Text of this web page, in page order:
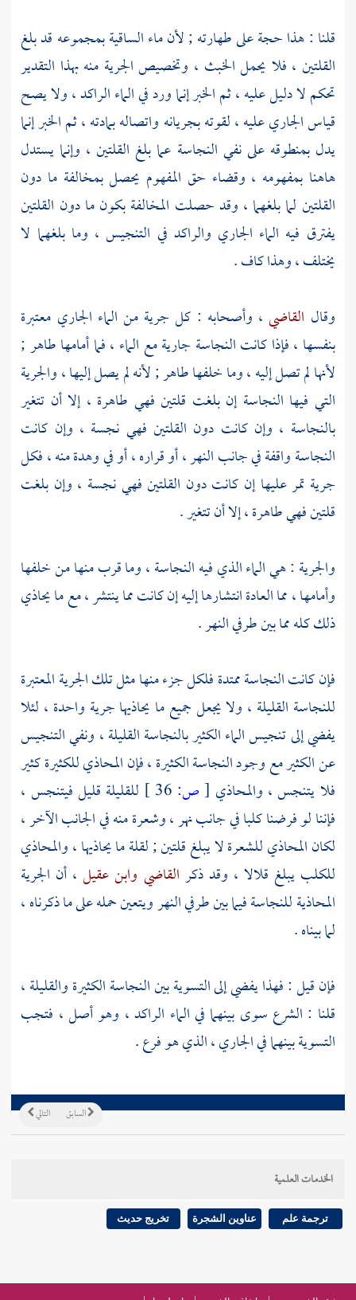
قلنا : هذا حجة على طهارته ; لأن ماء الساقية بمجموعه قد بلغ
القلتين ، فلا يحمل الخبث ، وتخصيص الجرية منه بهذا التقدير
تحكم لا دليل عليه ، ثم الخبر إنما ورد في الماء الراكد ، ولا يصح
قياس الجاري عليه ، لقوته بجريانه واتصاله بمادته ، ثم الخبر إنما
يدل بمنطوقه على نفي النجاسة عما بلغ القلتين ، وإنما يستدل
هاهنا بمفهومه ، وقضاء حق المفهوم يحصل بمخالفة ما دون
القلتين لما بلغهما ، وقد حصلت المخالفة بكون ما دون القلتين
يفترق فيه الماء الجاري والراكد في التنجيس ، وما بلغهما لا
يختلف ، وهذا كاف .
وقال القاضي ، وأصحابه : كل جرية من الماء الجاري معتبرة
بنفسها ، فإذا كانت النجاسة جارية مع الماء ، فما أمامها طاهر ;
لأنها لم تصل إليه ، وما خلفها طاهر ; لأنه لم يصل إليها ، والجرية
التي فيها النجاسة إن بلغت قلتين فهي طاهرة ، إلا أن تتغير
بالنجاسة ، وإن كانت دون القلتين فهي نجسة ، وإن كانت
النجاسة واقفة في جانب النهر ، أو قراره ، أو في وهدة منه ، فكل
جرية تمر عليها إن كانت دون القلتين فهي نجسة ، وإن بلغت
قلتين فهي طاهرة ، إلا أن تتغير .
والجرية : هي الماء الذي فيه النجاسة ، وما قرب منها من خلفها
وأمامها ، مما العادة انتشارها إليه إن كانت مما ينتشر ، مع ما يحاذي
ذلك كله مما بين طرفي النهر .
فإن كانت النجاسة ممتدة فلكل جزء منها مثل تلك الجرية المعتبرة
للنجاسة القليلة ، ولا يجعل جميع ما يحاذيها جرية واحدة ، لئلا
يفضي إلى تنجيس الماء الكثير بالنجاسة القليلة ، ونفي التنجيس
عن الكثير مع وجود النجاسة الكثيرة ، فإن المحاذي للكثيرة كثير
فلا يتنجس ، والمحاذي [ص:
للقليلة قليل فيتنجس ،
فإننا لو فرضنا كلبا في جانب نهر ، وشعرة منه في الجانب الآخر ،
لكان المحاذي للشعرة لا يبلغ قلتين ; لقلة ما يحاذيها ، والمحاذي
للكلب يبلغ قلالا ، وقد ذكر القاضي وابن عقيل ، أن الجرية
المحاذية للنجاسة فيما بين طرفي النهر ويتعين حمله على ما ذكرناه ،
لما بيناه .
فإن قيل : فهذا يفضي إلى التسوية بين النجاسة الكثيرة والقليلة ،
قلنا : الشرع سوى بينهما في الماء الراكد ، وهو أصل ، فتجب
التسوية بينهما في الجاري ، الذي هو فرع .
التالي السابق
الخدمات العلمية
ترجمة علم عناوين الشجرة تخريج حديث